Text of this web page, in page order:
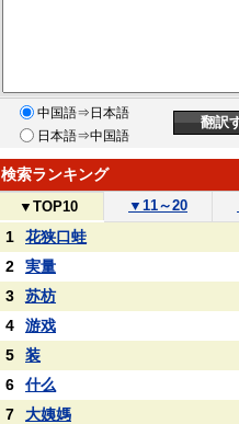
中国語⇒日本語
日本語⇒中国語
検索ランキング
▼ TOP10 ▼ 11～20
1
花狭口蛙
2
実量
3
苏枋
4
游戏
5
装
6
什么
7
大姨媽